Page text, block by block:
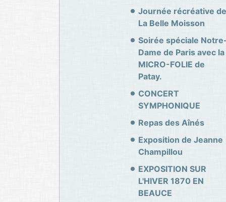
Journée récréative de
La Belle Moisson
Soirée spéciale
Dame de Paris avec la
MICRO-FOLIE de
Patay.
CONCERT
SYMPHONIQUE
Repas des Aînés
Exposition de Jeanne
Champillou
EXPOSITION SUR
L'HIVER 1870 EN
BEAUCE